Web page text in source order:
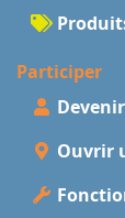
Participer
Ouvrir